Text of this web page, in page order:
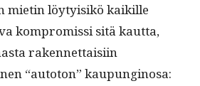
mietin löy­ty­isikö kaikille
kom­pro­mis­si sitä kaut­ta,
raken­net­taisi­in
“auto­ton” kaupunginosa: